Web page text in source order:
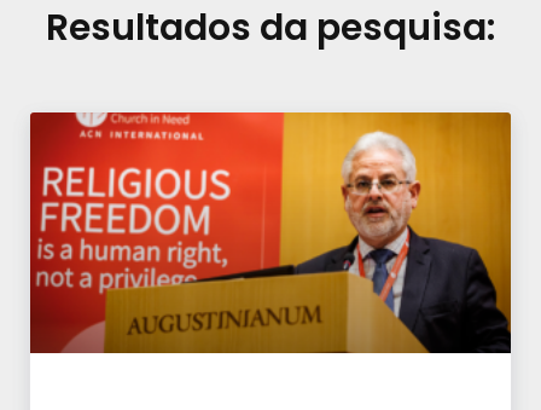
Resultados da pesquisa: